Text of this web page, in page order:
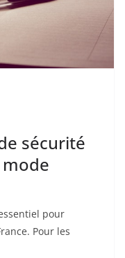
sécurité
pour
Pour les